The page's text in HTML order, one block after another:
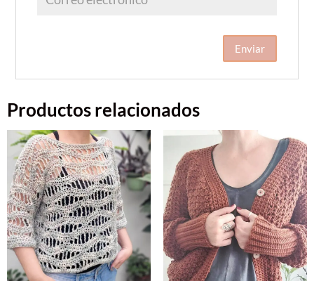
Productos relacionados